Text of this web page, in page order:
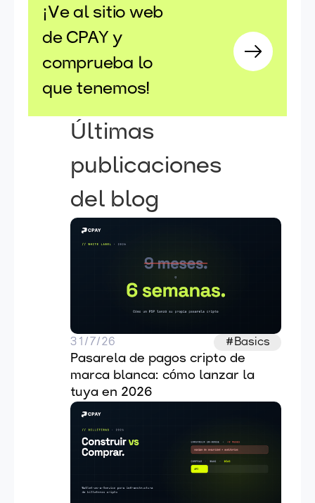
¡Ve al sitio web
de CPAY y
comprueba lo
que tenemos!
Últimas
publicaciones
del blog
31/7/26 #Basics
Pasarela de pagos cripto de
marca blanca: cómo lanzar la
tuya en 2026